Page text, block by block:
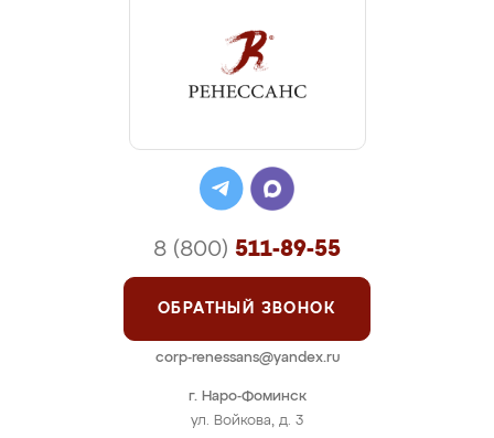
г. Наро-Фоминск
ул. Войкова, д. 3
8 (800) 511-89-55
ОБРАТНЫЙ ЗВОНОК
corp-renessans@yandex.ru